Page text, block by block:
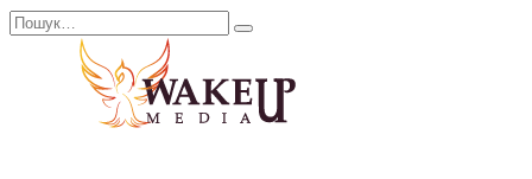
Перейти
Search